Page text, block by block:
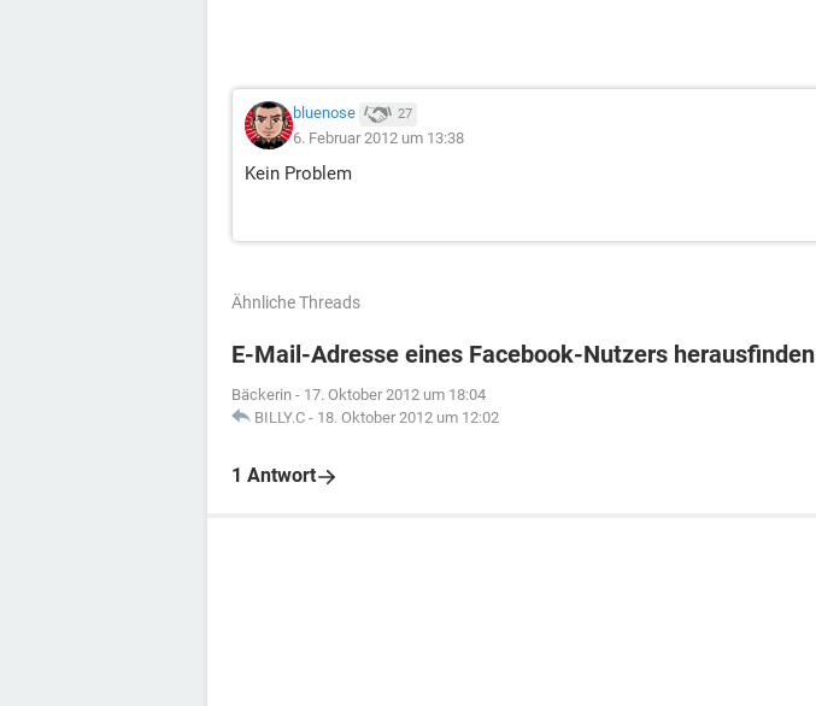
bluenose 27
6. Februar 2012 um 13:38
Kein Problem
Ähnliche Threads
E-Mail-Adresse eines Facebook-Nutzers herausfinden
Bäckerin - 17. Oktober 2012 um 18:04
BILLY.C - 18. Oktober 2012 um 12:02
1 Antwort